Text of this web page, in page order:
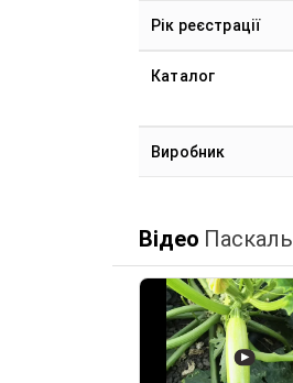
Рік реєстрації
Каталог
Виробник
Відео Паскаль
▶